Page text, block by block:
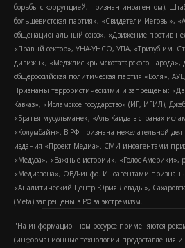
борьбы с коррупцией, признан иноагентом),
большевистская партия», «Свидетели Иеговы»,
общенациональный союз», «Движение против
«Правый сектор», УНА-УНСО, УПА, «Тризуб им.
дивижн», «Меджлис крымскотатарского народа»,
общероссийская политическая партия «Воля»,
Признаны террористическими и запрещены:
Кавказ», «Исламское государство» (ИГ, ИГИЛ),
«Братья-мусульмане», «Аль-Каида в странах
«Колумбайн». В РФ признана нежелательной
издания «Проект Медиа». СМИ-иноагентами
«Медуза», «Важные истории», «Голос Америки»,
«Медиазона», ОВД-инфо. Иноагентами
«Аналитический Центр Юрия Левады»,
(Metа) запрещены в РФ за экстремизм.
"На информационном ресурсе применяются
(информационные технологии предоставления